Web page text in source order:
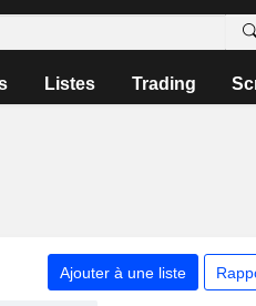
Listes Trading
Ajouter à une liste